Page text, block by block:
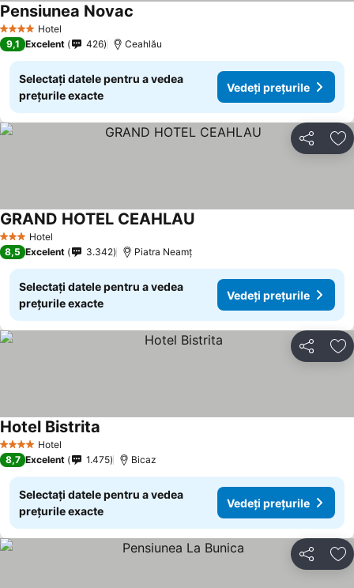
4 Stele Hotel
Pensiunea Novac
9,1 Excelent 426 Ceahlău
Selectați datele pentru a vedea
prețurile exacte
Vedeți prețurile
Distribuiți
3 SteleHotel
GRAND HOTEL CEAHLAU
8,5 Excelent 3.342 Piatra Neamț
Selectați datele pentru a vedea
prețurile exacte
Vedeți prețurile
Distribuiți
4 Stele Hotel
Hotel Bistrita
8,7 Excelent 1.475 Bicaz
Selectați datele pentru a vedea
prețurile exacte
Vedeți prețurile
Distribuiți